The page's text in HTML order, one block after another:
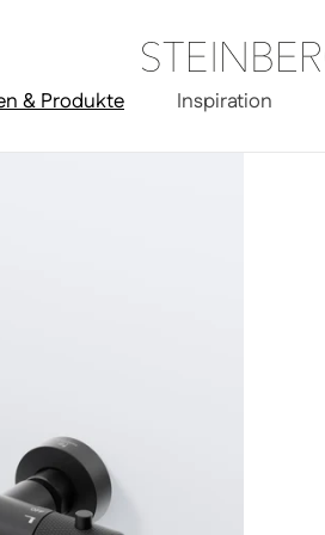
& Produkte Inspiration
Wanne